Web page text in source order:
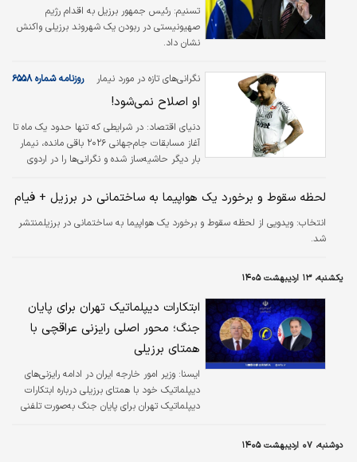
تسنیم: رئیس جمهور برزیل به اقدام رژیم
صهیونیستی در ربودن یک شهروند برزیلی واکنش
نشان داد.
نگرانی‌های تازه در مورد نیمار روزنامه شماره ۶۵۵۸
او اصلاح نمی‌شود!
دنیای اقتصاد: در شرایطی که تنها حدود یک ماه تا
آغاز مسابقات جام‌جهانی ۲۰۲۶ باقی مانده، نیمار
بار دیگر حاشیه‌ساز شده و نگرانی‌ها را در اردوی
مربوط به درگیری او با روبینیو جونیور، فرزند
روبینیو، ستاره پیشین تیم ملی برزیل می‌شود؛
تنشی که گویا به درگیری فیزیکی هم کشیده است.
لحظه سقوط و برخورد یک هواپیما به ساختمانی در برزیل + فیام
انتخاب: ویدویی از لحظه سقوط و برخورد یک هواپیما به ساختمانی در برزیلمنتشر
شد.
یکشنبه، ۱۳ اردیبهشت ۱۴۰۵
ابتکارات دیپلماتیک تهران برای پایان
جنگ؛ محور اصلی رایزنی عراقچی با
همتای برزیلی
ايسنا: وزیر امور خارجه ایران در ادامه رایزنی‌های
دیپلماتیک خود با همتای برزیلی درباره ابتکارات
دیپلماتیک تهران برای پایان جنگ به‌صورت تلفنی
دوشنبه، ۰۷ اردیبهشت ۱۴۰۵